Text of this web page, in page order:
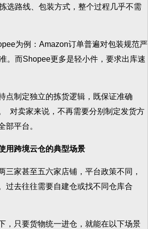
选路线、包装方式，整个过程几乎不需
为例：Amazon订单普遍对包装规范严
。而Shopee更多是轻小件，要求出库速
制定独立的拣货逻辑，既保证准确
对卖家来说，不再需要分别制定发货方
部平台。
跨境云仓的典型场景
家甚至五六家店铺，平台政策不同，
过去往往需要自建仓或找不同仓库合
只要货物统一进仓，就能在以下场景